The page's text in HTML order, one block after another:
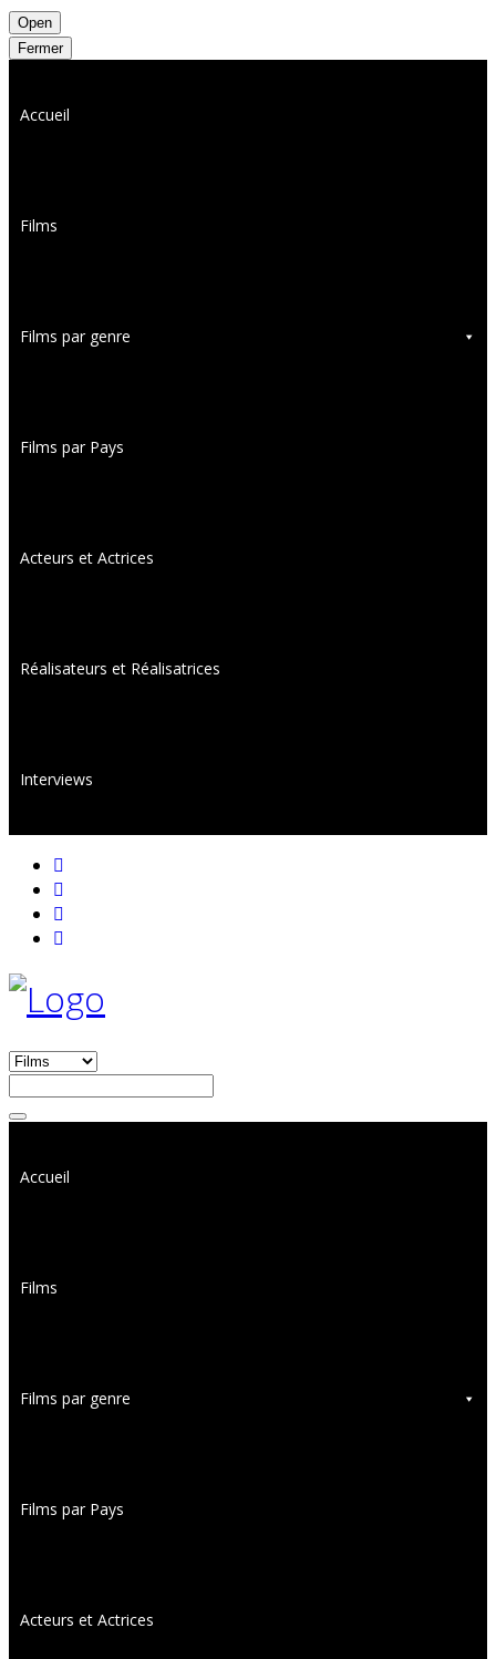
Open
Fermer
Accueil
Films
Films par genre
Films par Pays
Acteurs et Actrices
Réalisateurs et Réalisatrices
Interviews
Accueil
Films
Films par genre
Films par Pays
Acteurs et Actrices